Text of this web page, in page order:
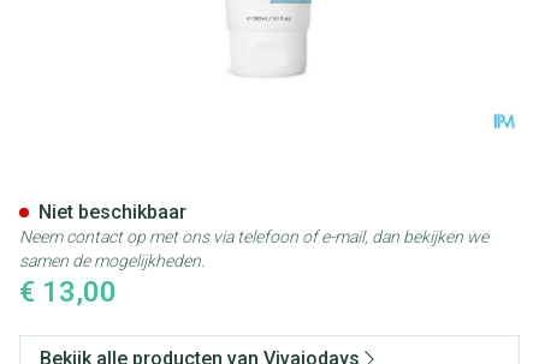
€ 13,00
Niet beschikbaar
Neem contact op met ons via telefoon of e-mail, dan bekijken we
samen de mogelijkheden.
Bekijk alle producten van Vivaiodays